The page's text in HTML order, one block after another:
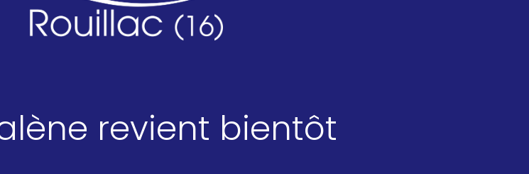
revient bientôt